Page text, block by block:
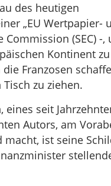
des heutigen
„EU Wertpapier-
(SEC) -,
Kontinent
Franzosen
zu ziehen.
eines seit
Autors, am
macht, ist seine